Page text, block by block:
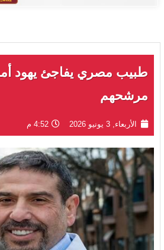
طبيب مصري يفاجئ يهود
مرشحهم
الأربعاء, 3 يونيو 2026 4:52 م